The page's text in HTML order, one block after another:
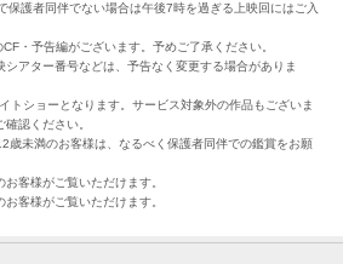
保護者同伴でない場合は午後7時を過ぎる上映回にはご入
・予告編がございます。予めご了承ください。
アター番号などは、予告なく変更する場合がありま
トショーとなります。サービス対象外の作品もございま
認ください。
未満のお客様は、なるべく保護者同伴での鑑賞をお願
客様がご覧いただけます。
客様がご覧いただけます。